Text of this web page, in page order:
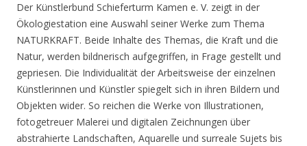
Der Künstlerbund Schieferturm Kamen e. V. zeigt in der
Ökologiestation eine Auswahl seiner Werke zum Thema
NATURKRAFT. Beide Inhalte des Themas, die Kraft und die
Natur, werden bildnerisch aufgegriffen, in Frage gestellt und
gepriesen. Die Individualität der Arbeitsweise der einzelnen
Künstlerinnen und Künstler spiegelt sich in ihren Bildern und
Objekten wider. So reichen die Werke von Illustrationen,
fotogetreuer Malerei und digitalen Zeichnungen über
abstrahierte Landschaften, Aquarelle und surreale Sujets bis